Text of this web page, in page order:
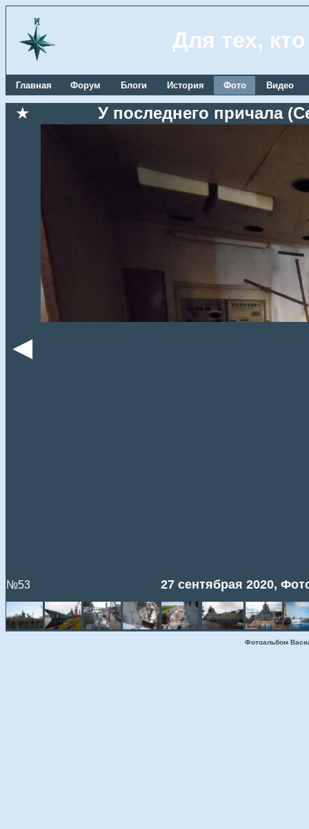
Для тех,
Главная Форум Блоги История Фото Видео
★ У последнего причала
◄
№53 27 сентябрая 2020,
Фотоальбом